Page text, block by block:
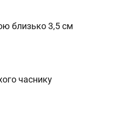
близько 3,5 см
часнику